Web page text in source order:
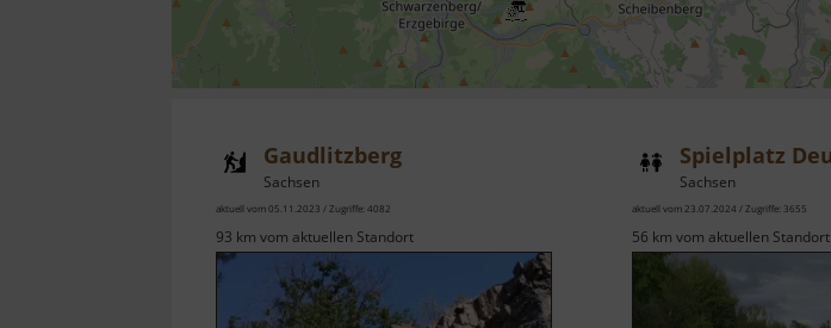
Gaudlitzberg
Sachsen
aktuell vom 05.11.2023 / Zugriffe: 4082
93 km vom aktuellen Standort
Sachsen
aktuell vom 23.07.2024 / Zugriffe: 3655
56 km vom aktuellen Standort